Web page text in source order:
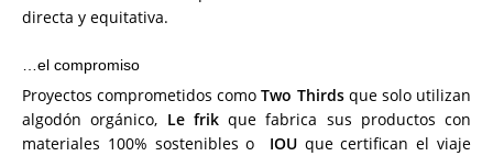
directa y equitativa.
…el compromiso
Proyectos comprometidos como Two Thirdsque solo utilizan
algodón orgánico, Le frikque fabrica sus productos con
materiales 100% sostenibles o IOUque certifican el viaje